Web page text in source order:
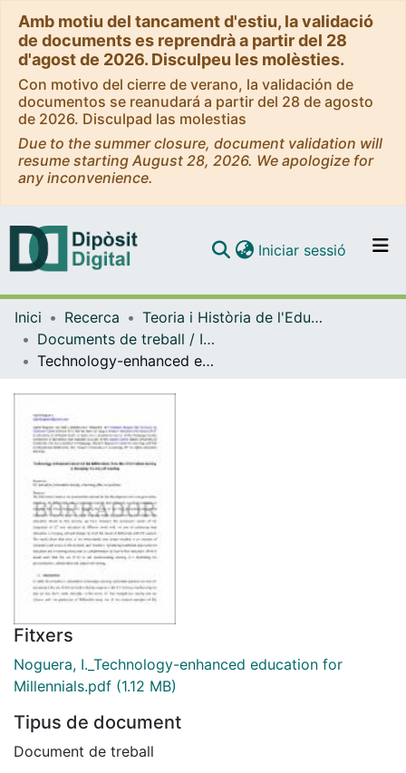
Amb motiu del tancament d'estiu, la validació
de documents es reprendrà a partir del 28
d'agost de 2026. Disculpeu les molèsties.
Con motivo del cierre de verano, la validación de
documentos se reanudará a partir del 28 de agosto
de 2026. Disculpad las molestias
Due to the summer closure, document validation will
resume starting August 28, 2026. We apologize for
any inconvenience.
Navega per tot el DD
Iniciar sessió (current)
Inici Recerca
Teoria i Història de l'Educació
Documents de treball / Informes (Teoria i Història de l'Educació)
Technology-enhanced education for Millennials: how the Information Society is changing the way of learning
Fitxers
Noguera, I._Technology-enhanced education for
Millennials.pdf (1.12 MB)
Tipus de document
Document de treball